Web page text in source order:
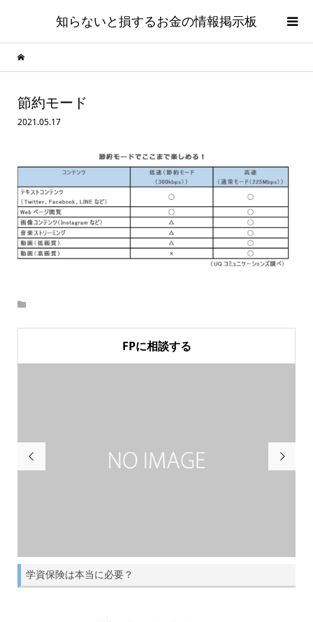
知らないと損するお金の情報掲示板
節約モード
2021.05.17
FPに相談する

学資保険は本当に必要？
